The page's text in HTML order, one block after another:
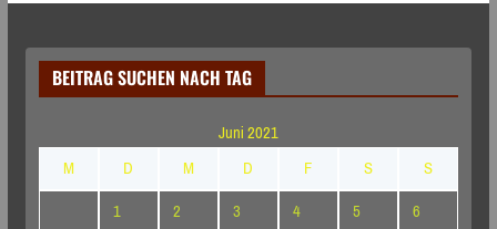
BEITRAG SUCHEN NACH TAG
Juni 2021
M
D M D F S
S
1
2 3 4 5
6